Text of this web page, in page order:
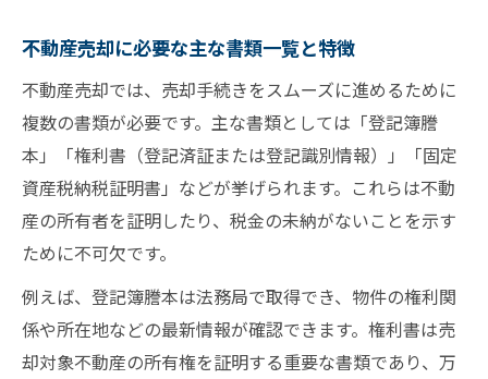
不動産売却に必要な主な書類一覧と特徴
不動産売却では、売却手続きをスムーズに進めるために
複数の書類が必要です。主な書類としては「登記簿謄
本」「権利書（登記済証または登記識別情報）」「固定
資産税納税証明書」などが挙げられます。これらは不動
産の所有者を証明したり、税金の未納がないことを示す
ために不可欠です。
例えば、登記簿謄本は法務局で取得でき、物件の権利関
係や所在地などの最新情報が確認できます。権利書は売
却対象不動産の所有権を証明する重要な書類であり、万